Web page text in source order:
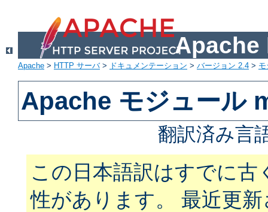
Apache
Apache > HTTP サーバ> ドキュメンテーション > バージョン 2.4 >
Apache モジュール
翻訳済み言
この日本語訳はすでに古
性があります。 最近更